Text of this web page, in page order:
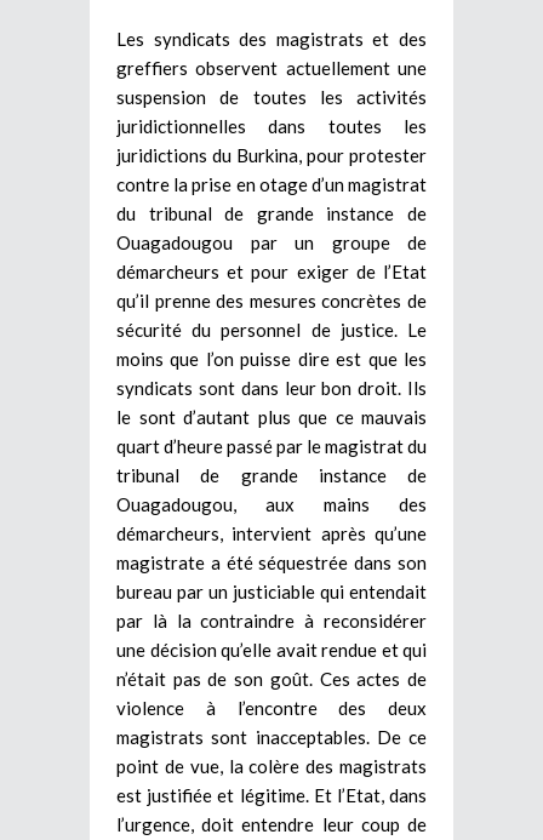
Les syndicats des magistrats et des
greffiers observent actuellement une
suspension de toutes les activités
juridictionnelles dans toutes les
juridictions du Burkina, pour protester
contre la prise en otage d’un magistrat
du tribunal de grande instance de
Ouagadougou par un groupe de
démarcheurs et pour exiger de l’Etat
qu’il prenne des mesures concrètes de
sécurité du personnel de justice. Le
moins que l’on puisse dire est que les
syndicats sont dans leur bon droit. Ils
le sont d’autant plus que ce mauvais
quart d’heure passé par le magistrat du
tribunal de grande instance de
Ouagadougou, aux mains des
démarcheurs, intervient après qu’une
magistrate a été séquestrée dans son
bureau par un justiciable qui entendait
par là la contraindre à reconsidérer
une décision qu’elle avait rendue et qui
n’était pas de son goût. Ces actes de
violence à l’encontre des deux
magistrats sont inacceptables. De ce
point de vue, la colère des magistrats
est justifiée et légitime. Et l’Etat, dans
l’urgence, doit entendre leur coup de